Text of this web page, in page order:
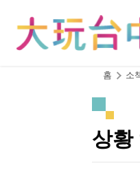
홈 소
상황